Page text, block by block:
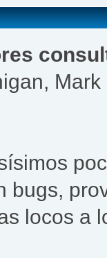
bugs,
locos a